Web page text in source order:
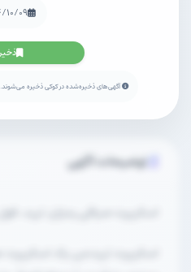
۱۴۰۴/
آگهی‌های ذخیره‌شده در کوکی ذخیره
توضیحات آگهی
اسکریپت صرافی رمزارز، ترید، فول